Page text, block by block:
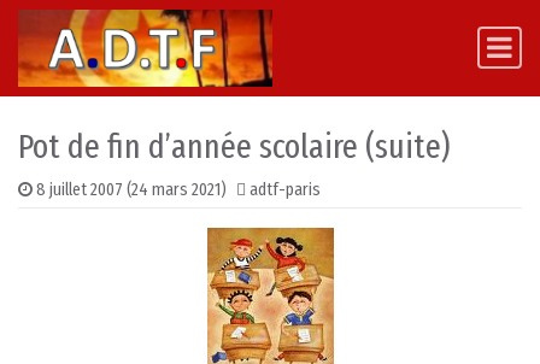
Skip to content
Main Navigation
Pot de fin d’année scolaire (suite)
8 juillet 2007 (24 mars 2021) adtf-paris